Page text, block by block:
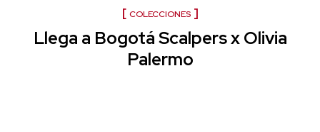
COLECCIONES
Llega a Bogotá Scalpers x Olivia
Palermo